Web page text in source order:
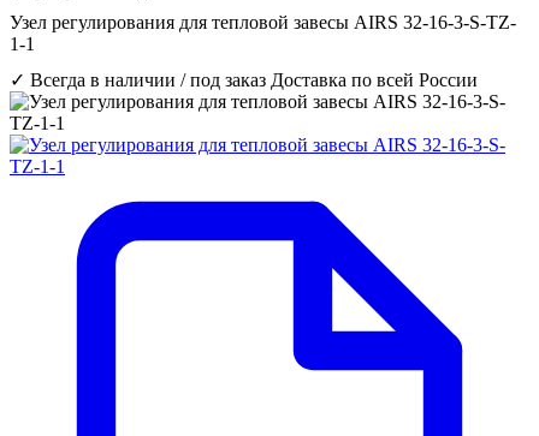
Узел регулирования для тепловой завесы AIRS 32-16-3-S-TZ-
1-1
✓ Всегда в наличии / под заказ Доставка по всей России